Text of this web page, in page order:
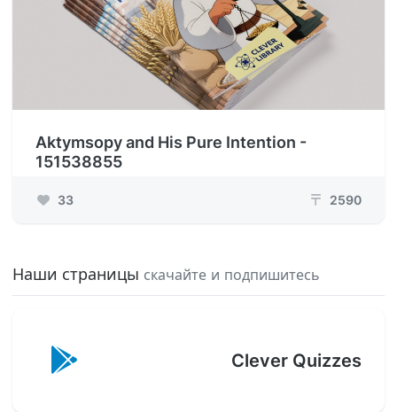
Aktymsopy and His Pure Intention -
151538855
33 ₸ 2590
Наши страницы скачайте и подпишитесь
Clever Quizzes